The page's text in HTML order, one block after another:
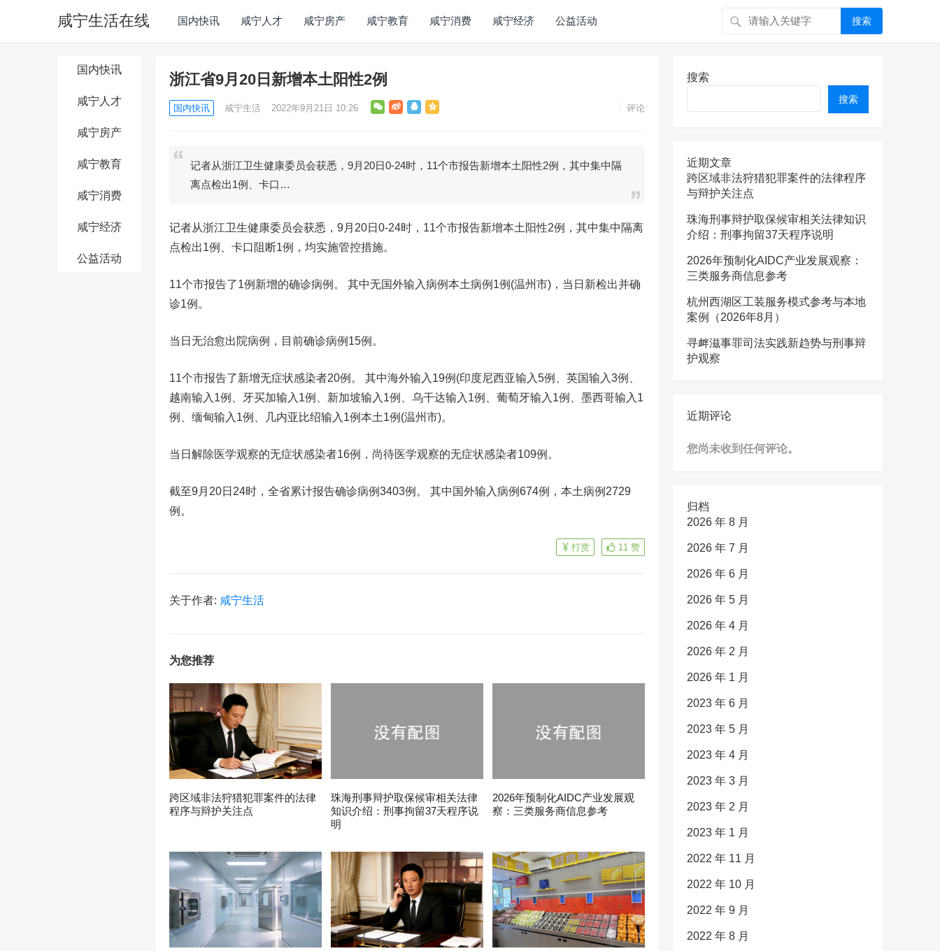
咸宁生活在线 国内快讯 咸宁人才 咸宁房产 咸宁教育 咸宁消费 咸宁经济 公益活动 搜索
国内快讯
咸宁人才
咸宁房产
咸宁教育
咸宁消费
咸宁经济
公益活动
浙江省9月20日新增本土阳性2例
国内快讯 咸宁生活 2022年9月21日 10:26 评论
记者从浙江卫生健康委员会获悉，9月20日0-24时，11个市报告新增本土阳性2例，其中集中隔
离点检出1例、卡口…
记者从浙江卫生健康委员会获悉，9月20日0-24时，11个市报告新增本土阳性2例，其中集中隔离
点检出1例、卡口阻断1例，均实施管控措施。
11个市报告了1例新增的确诊病例。 其中无国外输入病例本土病例1例(温州市)，当日新检出并确
诊1例。
当日无治愈出院病例，目前确诊病例15例。
11个市报告了新增无症状感染者20例。 其中海外输入19例(印度尼西亚输入5例、英国输入3例、
越南输入1例、牙买加输入1例、新加坡输入1例、乌干达输入1例、葡萄牙输入1例、墨西哥输入1
例、缅甸输入1例、几内亚比绍输入1例本土1例(温州市)。
当日解除医学观察的无症状感染者16例，尚待医学观察的无症状感染者109例。
截至9月20日24时，全省累计报告确诊病例3403例。 其中国外输入病例674例，本土病例2729
例。
11 赞
打赏
关于作者: 咸宁生活
为您推荐
跨区域非法狩猎犯罪案件的法律
程序与辩护关注点
珠海刑事辩护取保候审相关法律
知识介绍：刑事拘留37天程序说
明
2026年预制化AIDC产业发展观
察：三类服务商信息参考
搜索
搜索
近期文章
跨区域非法狩猎犯罪案件的法律程序
与辩护关注点
珠海刑事辩护取保候审相关法律知识
介绍：刑事拘留37天程序说明
2026年预制化AIDC产业发展观察：
三类服务商信息参考
杭州西湖区工装服务模式参考与本地
案例（2026年8月）
寻衅滋事罪司法实践新趋势与刑事辩
护观察
近期评论
您尚未收到任何评论。
归档
2026 年 8 月
2026 年 7 月
2026 年 6 月
2026 年 5 月
2026 年 4 月
2026 年 2 月
2026 年 1 月
2023 年 6 月
2023 年 5 月
2023 年 4 月
2023 年 3 月
2023 年 2 月
2023 年 1 月
2022 年 11 月
2022 年 10 月
2022 年 9 月
2022 年 8 月